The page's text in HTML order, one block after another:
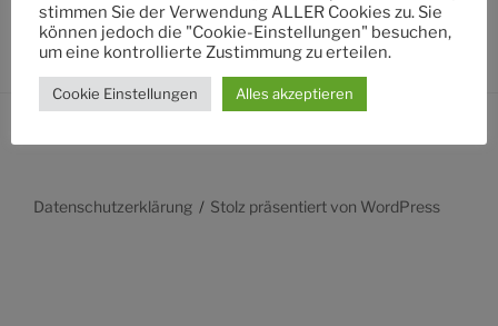
Datenschutzerklärung Stolz präsentiert von WordPress
stimmen Sie der Verwendung ALLER Cookies zu. Sie
können jedoch die "Cookie-Einstellungen" besuchen,
um eine kontrollierte Zustimmung zu erteilen.
Cookie Einstellungen Alles akzeptieren